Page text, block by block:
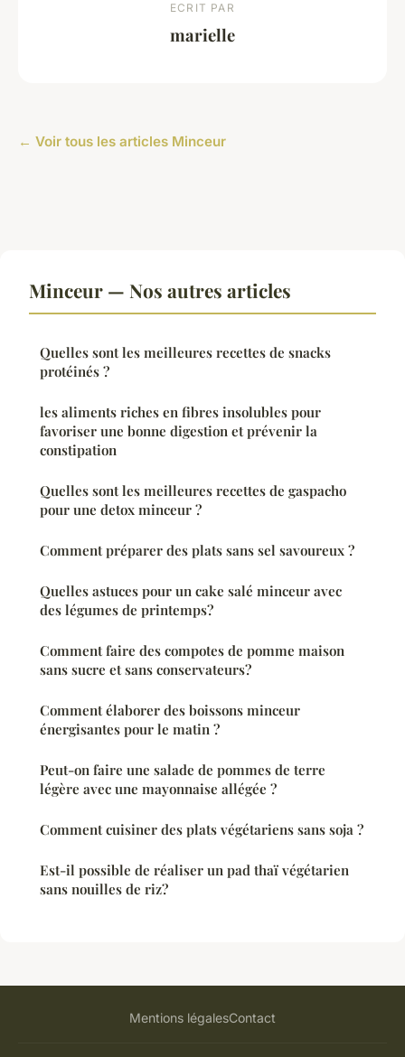
ECRIT PAR
marielle
← Voir tous les articles Minceur
Minceur — Nos autres articles
Quelles sont les meilleures recettes de snacks
protéinés ?
les aliments riches en fibres insolubles pour
favoriser une bonne digestion et prévenir la
constipation
Quelles sont les meilleures recettes de gaspacho
pour une detox minceur ?
Comment préparer des plats sans sel savoureux ?
Quelles astuces pour un cake salé minceur avec
des légumes de printemps?
Comment faire des compotes de pomme maison
sans sucre et sans conservateurs?
Comment élaborer des boissons minceur
énergisantes pour le matin ?
Peut-on faire une salade de pommes de terre
légère avec une mayonnaise allégée ?
Comment cuisiner des plats végétariens sans soja ?
Est-il possible de réaliser un pad thaï végétarien
sans nouilles de riz?
Mentions légalesContact